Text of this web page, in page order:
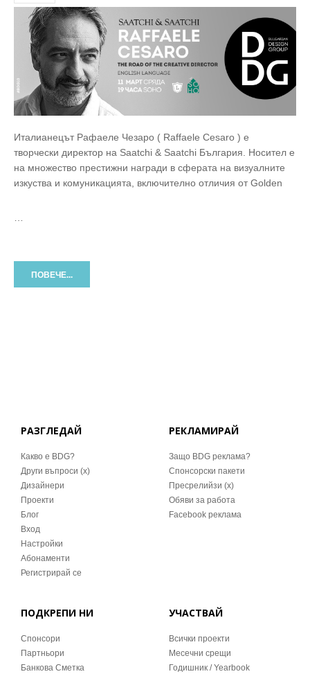
Италианецът Рафаеле Чезаро ( Raffaele Cesaro ) е
творчески директор на Saatchi & Saatchi България. Носител е
на множество престижни награди в сферата на визуалните
изкуства и комуникацията, включително отличия от Golden
…
ПОВЕЧЕ...
РАЗГЛЕДАЙ
Какво е BDG?
Други въпроси (x)
Дизайнери
Проекти
Блог
Вход
Настройки
Абонаменти
Регистрирай се
РЕКЛАМИРАЙ
Защо BDG реклама?
Спонсорски пакети
Пресрелийзи (x)
Обяви за работа
Facebook реклама
ПОДКРЕПИ НИ
Спонсори
Партньори
Банкова Сметка
УЧАСТВАЙ
Всички проекти
Месечни срещи
Годишник / Yearbook